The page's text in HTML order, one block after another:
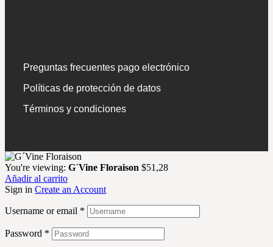
Preguntas frecuentes pago electrónico
Políticas de protección de datos
Términos y condiciones
You're viewing: G´Vine Floraison $51,28
Añadir al carrito
Sign in Create an Account
Username or email *
Password *